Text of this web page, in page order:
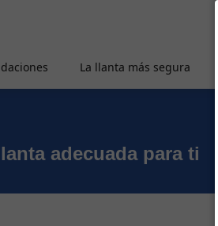
La llanta más segura
adecuada para ti